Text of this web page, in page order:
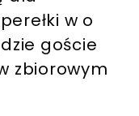
w o
goście
zbiorowym